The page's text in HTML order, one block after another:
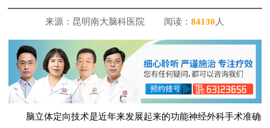
来源：昆明南大脑科医院 阅读：84130人
脑立体定向技术是近年来发展起来的功能神经外科手术准确